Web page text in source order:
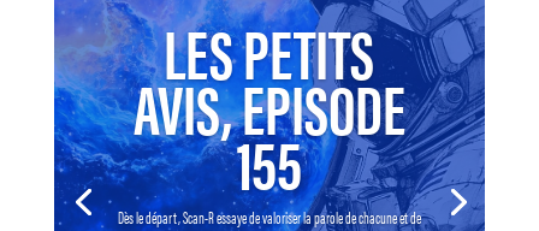
LES PETITS
AVIS, EPISODE
155
Dès le départ, Scan-R essaye de valoriser la parole de chacune et de